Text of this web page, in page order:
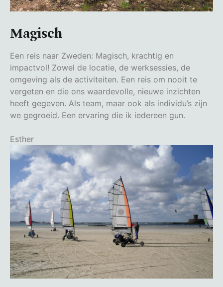
Magisch
Een reis naar Zweden: Magisch, krachtig en
impactvol! Zowel de locatie, de werksessies, de
omgeving als de activiteiten. Een reis om nooit te
vergeten en die ons waardevolle, nieuwe inzichten
heeft gegeven. Als team, maar ook als individu’s zijn
we gegroeid. Een ervaring die ik iedereen gun.
Esther